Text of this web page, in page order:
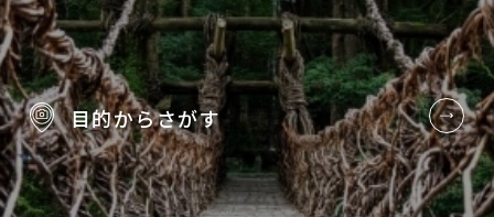
目的からさがす